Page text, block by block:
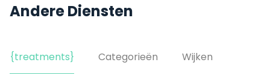
Andere Diensten
{treatments} Categorieën Wijken